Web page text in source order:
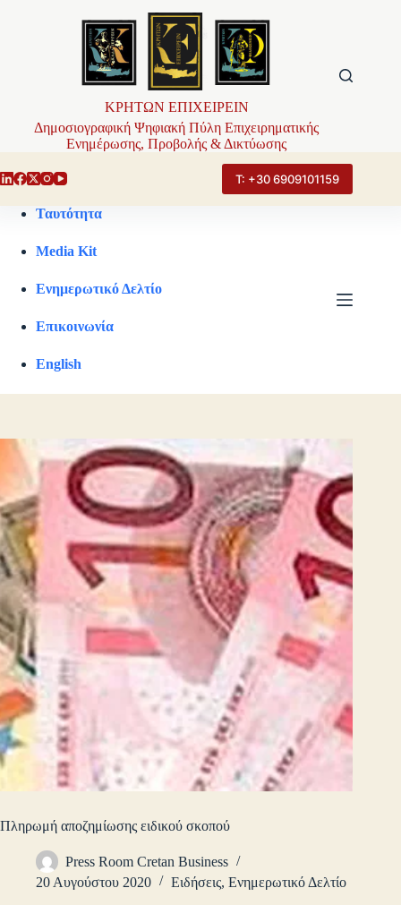
ΚΡΗΤΩΝ ΕΠΙΧΕΙΡΕΙΝ
Δημοσιογραφική Ψηφιακή Πύλη Επιχειρηματικής
Ενημέρωσης, Προβολής & Δικτύωσης
Τ: +30 6909101159
Ταυτότητα
Media Kit
Ενημερωτικό Δελτίο
Επικοινωνία
English
Πληρωμή αποζημίωσης ειδικού σκοπού
Press Room Cretan Business
20 Αυγούστου 2020
Ειδήσεις, Ενημερωτικό Δελτίο